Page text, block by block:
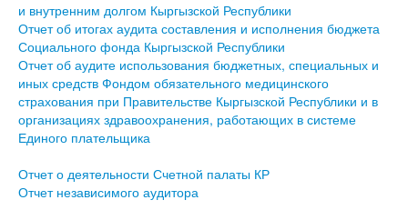
и внутренним долгом Кыргызской Республики
Отчет об итогах аудита составления и исполнения бюджета
Социального фонда Кыргызской Республики
Отчет об аудите использования бюджетных, специальных и
иных средств Фондом обязательного медицинского
страхования при Правительстве Кыргызской Республики и в
организациях здравоохранения, работающих в системе
Единого плательщика
Отчет о деятельности Счетной палаты КР
Отчет независимого аудитора